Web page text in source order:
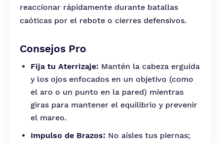
reaccionar rápidamente durante batallas
caóticas por el rebote o cierres defensivos.
Consejos Pro
Fija tu Aterrizaje: Mantén la cabeza erguida
y los ojos enfocados en un objetivo (como
el aro o un punto en la pared) mientras
giras para mantener el equilibrio y prevenir
el mareo.
Impulso de Brazos: No aísles tus piernas;